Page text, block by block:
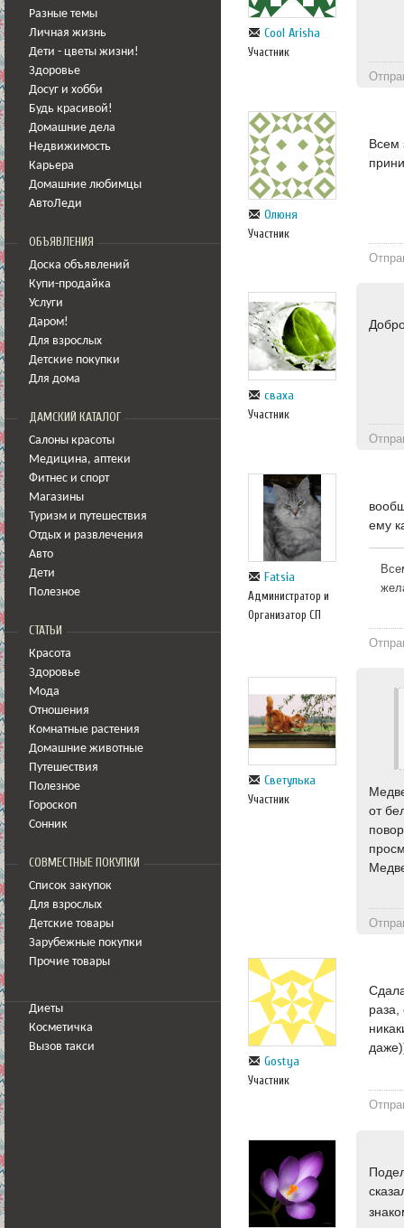
Разные темы
Личная жизнь
Дети - цветы жизни!
Здоровье
Досуг и хобби
Будь красивой!
Домашние дела
Недвижимость
Карьера
Домашние любимцы
АвтоЛеди
ОБЪЯВЛЕНИЯ
Доска объявлений
Купи-продайка
Услуги
Даром!
Для взрослых
Детские покупки
Для дома
ДАМСКИЙ КАТАЛОГ
Салоны красоты
Медицина, аптеки
Фитнес и спорт
Магазины
Туризм и путешествия
Отдых и развлечения
Авто
Дети
Полезное
СТАТЬИ
Красота
Здоровье
Мода
Отношения
Комнатные растения
Домашние животные
Путешествия
Полезное
Гороскоп
Сонник
СОВМЕСТНЫЕ ПОКУПКИ
Список закупок
Для взрослых
Детские товары
Зарубежные покупки
Прочие товары
Диеты
Косметичка
Вызов такси
Cool Arisha
Участник
Олюня
Участник
Всем
сваха
Участник
Fatsia
Администратор и
Организатор СП
ему
Светулька
Участник
от
Gostya
Участник